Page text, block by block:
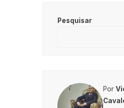
Pesquisar
Por